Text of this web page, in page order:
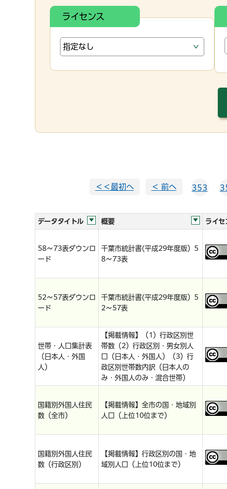
ライセンス
＜＜最初へ ＜ 前へ 353
データタイトル 概要 ライセ
58～73表ダウンロ
ード
千葉市統計書(平成29年度版）5
8～73表
52～57表ダウンロ
ード
千葉市統計書(平成29年度版）5
2～57表
世帯・人口集計表
（日本人・外国
人）
【掲載情報】（1）行政区別世
帯数（2）行政区別・男女別人
口（日本人・外国人）（3）行
政区別世帯数内訳（日本人の
み・外国人のみ・混合世帯）
国籍別外国人住民
数（全市）
【掲載情報】全市の国・地域別
人口（上位10位まで）
国籍別外国人住民
数（行政区別）
【掲載情報】行政区別の国・地
域別人口（上位10位まで）